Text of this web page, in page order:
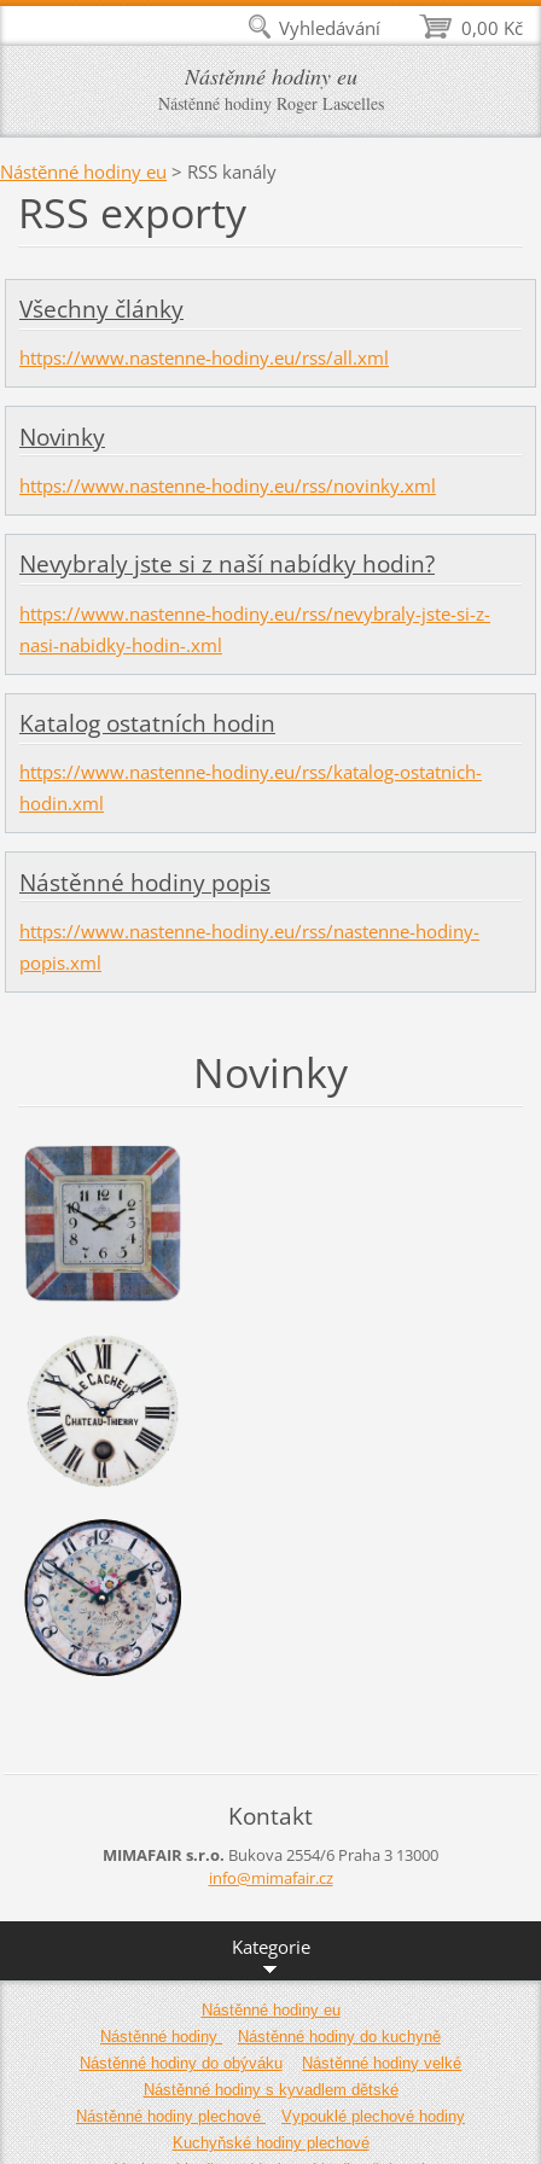
Nástěnné hodiny eu
Nástěnné hodiny Roger Lascelles
Nástěnné hodiny eu > RSS kanály
RSS exporty
Všechny články
https://www.nastenne-hodiny.eu/rss/all.xml
Novinky
https://www.nastenne-hodiny.eu/rss/novinky.xml
Nevybraly jste si z naší nabídky hodin?
https://www.nastenne-hodiny.eu/rss/nevybraly-jste-si-z-
nasi-nabidky-hodin-.xml
Katalog ostatních hodin
https://www.nastenne-hodiny.eu/rss/katalog-ostatnich-
hodin.xml
Nástěnné hodiny popis
https://www.nastenne-hodiny.eu/rss/nastenne-hodiny-
popis.xml
Novinky
Kontakt
MIMAFAIR s.r.o. Bukova 2554/6 Praha 3 13000
info@mimafair.cz
Kategorie
Nástěnné hodiny eu
Nástěnné hodiny
Nástěnné hodiny do kuchyně
Nástěnné hodiny do obýváku
Nástěnné hodiny velké
Nástěnné hodiny s kyvadlem dětské
Nástěnné hodiny plechové
Vypouklé plechové hodiny
Kuchyňské hodiny plechové
0,00 Kč
Vyhledávání